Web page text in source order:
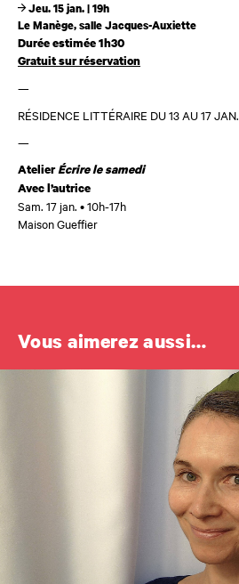
Jeu. 15 jan. | 19h
Le Manège, salle Jacques-Auxiette
Durée estimée 1h30
Gratuit sur réservation
—
RÉSIDENCE LITTÉRAIRE DU 13 AU 17 JAN.
—
AtelierÉcrire le samedi
Avec l’autrice
Sam. 17 jan. • 10h-17h
Maison Gueffier
Vous aimerez aussi…